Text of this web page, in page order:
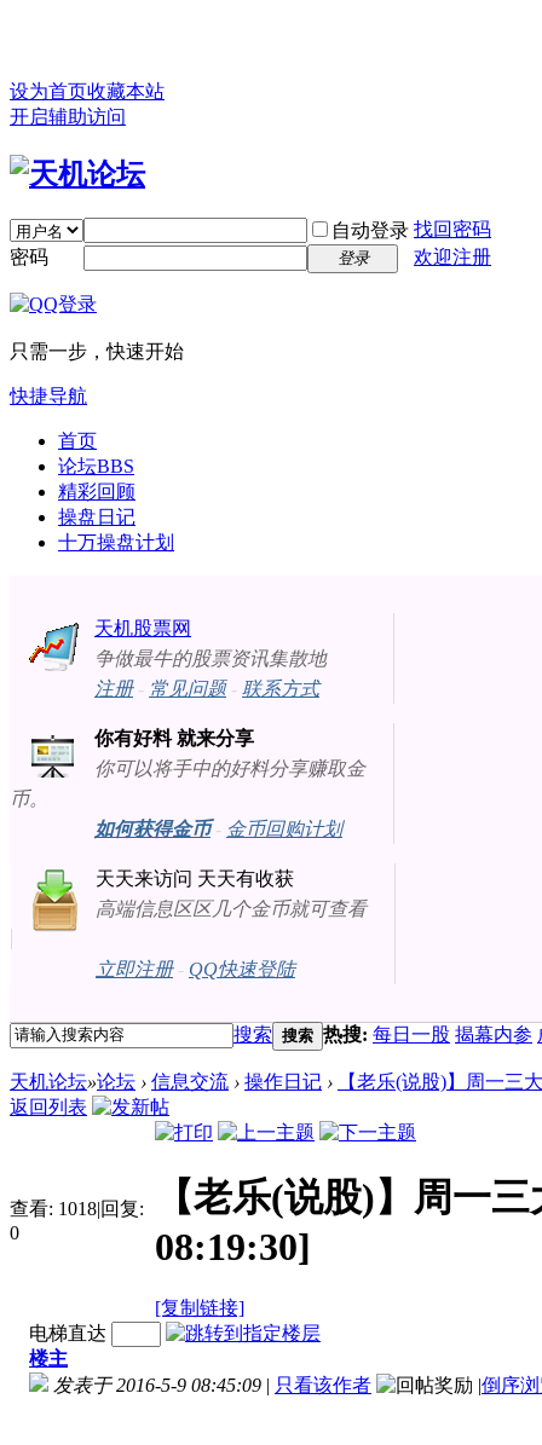
设为首页收藏本站
开启辅助访问
自动登录 找回密码
密码
登录 欢迎注册
只需一步，快速开始
快捷导航
首页
论坛BBS
精彩回顾
操盘日记
十万操盘计划
天机股票网
争做最牛的股票资讯集散地
注册- 常见问题- 联系方式
你有好料 就来分享
你可以将手中的好料分享赚取金
币。
如何获得金币- 金币回购计划
天天来访问 天天有收获
高端信息区区几个金币就可查看
立即注册- QQ快速登陆
搜索 搜索 热搜: 每日一股 揭幕内参
天机论坛»论坛 › 信息交流 › 操作日记 ›
【老乐(说股)】周一三
返回列表
查看: 1018|回复:
0
【老乐(说股)】周一
08:19:30]
[复制链接]
电梯直达
楼主
发表于 2016-5-9 08:45:09 | 只看该作者 |倒序